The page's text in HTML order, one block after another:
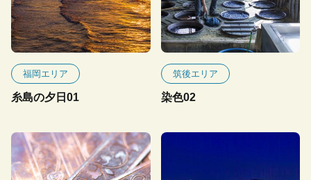
福岡エリア
糸島の夕日01
筑後エリア
染色02